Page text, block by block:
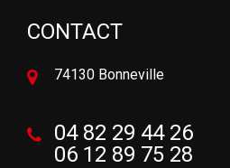
CONTACT
74130 Bonneville
04 82 29 44 26
06 12 89 75 28